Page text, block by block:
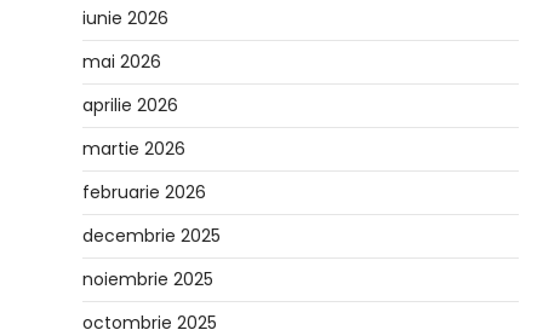
iunie 2026
mai 2026
aprilie 2026
martie 2026
februarie 2026
decembrie 2025
noiembrie 2025
octombrie 2025